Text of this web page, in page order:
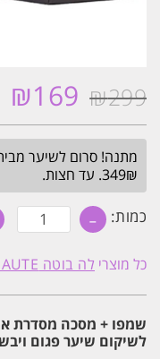
₪299
המחיר
היה:
₪299.
₪169
349₪. עד חצות.
כמות: - כמות
של
ומסכה
אינטנסיב
+
פרוטקט
לה
כל מוצרי לה בוטה LA BEAUTE
שמפו + מסכה מסדרת
לשיקום שיער פגום